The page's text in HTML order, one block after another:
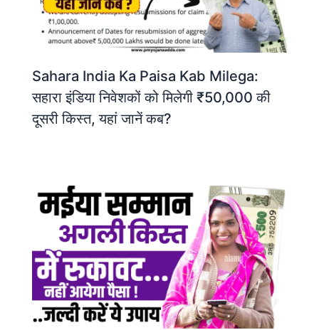
Sahara India Ka Paisa Kab Milega:
सहारा इंडिया निवेशकों को मिलेगी ₹50,000 की
दूसरी किस्त, यहां जानें कब?